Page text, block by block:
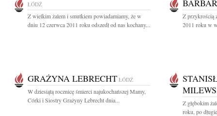
ŁÓDŹ
Z wielkim żalem i smutkiem powiadamiamy, że w
dniu 12 czerwca 2011 roku odszedł od nas kochany...
Z przykrością
2011 roku w
GRAŻYNA LEBRECHT ŁÓDŹ
W dziesiątą rocznicę śmierci najukochańszej Mamy,
Córki i Siostry Grażyny Lebrecht dnia...
Z głębokim
roku, po